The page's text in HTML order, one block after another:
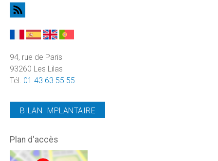
94, rue de Paris
93260 Les Lilas
Tél. 01 43 63 55 55
BILAN IMPLANTAIRE
Plan d'accès